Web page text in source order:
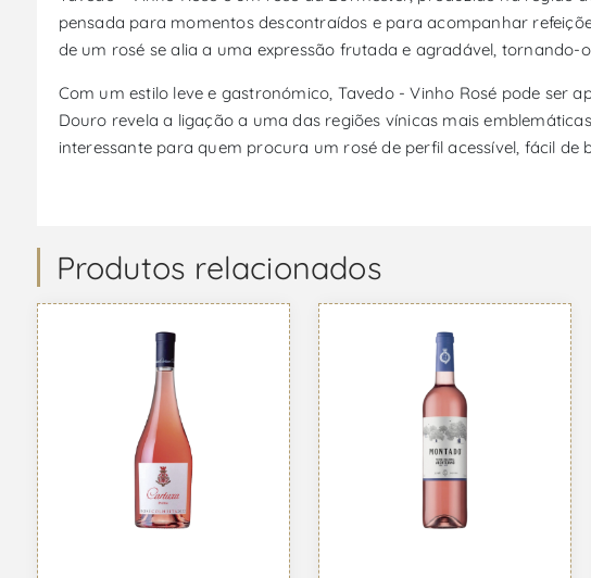
pensada para momentos descontraídos e para acompanhar
de um rosé se alia a uma expressão frutada e agradável, tornando-
Com um estilo leve e gastronómico, Tavedo - Vinho Rosé pode ser
Douro revela a ligação a uma das regiões vínicas mais
interessante para quem procura um rosé de perfil acessível, fácil de
Produtos relacionados